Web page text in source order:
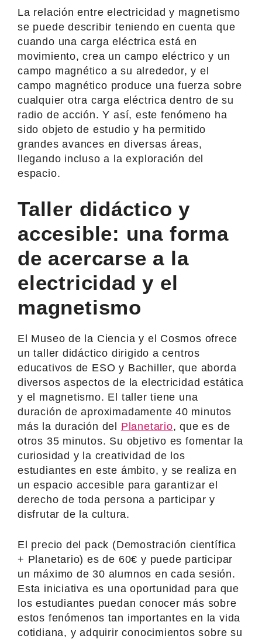
La relación entre electricidad y magnetismo
se puede describir teniendo en cuenta que
cuando una carga eléctrica está en
movimiento, crea un campo eléctrico y un
campo magnético a su alrededor, y el
campo magnético produce una fuerza sobre
cualquier otra carga eléctrica dentro de su
radio de acción. Y así, este fenómeno ha
sido objeto de estudio y ha permitido
grandes avances en diversas áreas,
llegando incluso a la exploración del
espacio.
Taller didáctico y
accesible: una forma
de acercarse a la
electricidad y el
magnetismo
El Museo de la Ciencia y el Cosmos ofrece
un taller didáctico dirigido a centros
educativos de ESO y Bachiller, que aborda
diversos aspectos de la electricidad estática
y el magnetismo. El taller tiene una
duración de aproximadamente 40 minutos
más la duración del Planetario, que es de
otros 35 minutos. Su objetivo es fomentar la
curiosidad y la creatividad de los
estudiantes en este ámbito, y se realiza en
un espacio accesible para garantizar el
derecho de toda persona a participar y
disfrutar de la cultura.
El precio del pack (Demostración científica
+ Planetario) es de 60€ y puede participar
un máximo de 30 alumnos en cada sesión.
Esta iniciativa es una oportunidad para que
los estudiantes puedan conocer más sobre
estos fenómenos tan importantes en la vida
cotidiana, y adquirir conocimientos sobre su